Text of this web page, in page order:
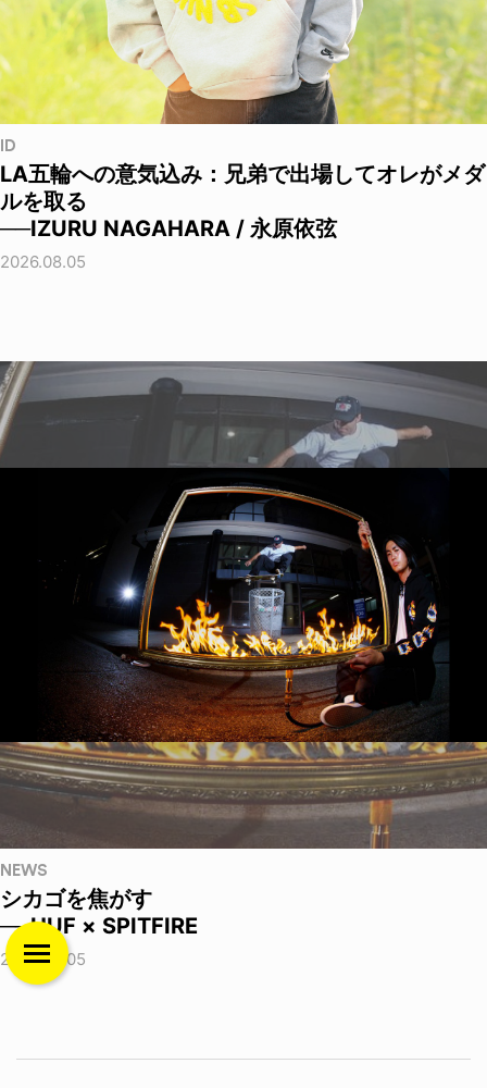
ID
LA五輪への意気込み：兄弟で出場してオレがメダ
ルを取る
──IZURU NAGAHARA / 永原依弦
2026.08.05
NEWS
シカゴを焦がす
──HUF × SPITFIRE
2026.08.05